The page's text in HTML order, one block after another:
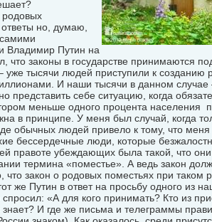
родовых
но, думаю,
Владимир Путин на
что законы в государстве принимаются
уже тысячи людей приступили к созданию
И наши тысячи в данном случае
представить себе ситуацию, когда
меньше одного процента населения
в принципе. У меня был случай, когда
обычных людей привело к тому, что меня
бессердечные люди, которые
правоте убеждающих была такой, что
термина «поместье». А ведь закон
закон о родовых поместьях при таком
же Путин в ответ на просьбу одного из
«А для кого принимать? Кто из
И где же письма и телеграммы